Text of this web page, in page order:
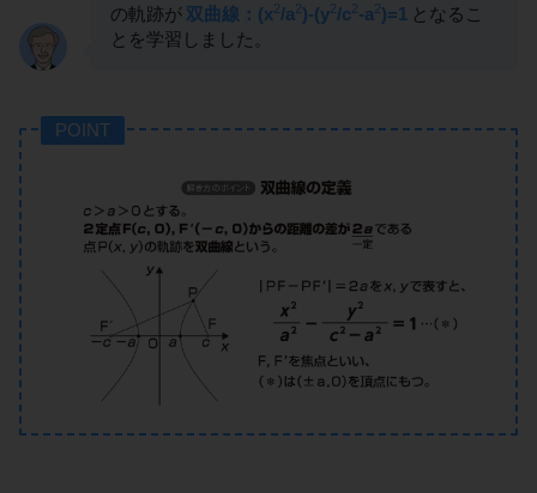
の軌跡が 双曲線：(x2/a2)-(y2/c2-a2)=1 となるこ
とを学習しました。
POINT